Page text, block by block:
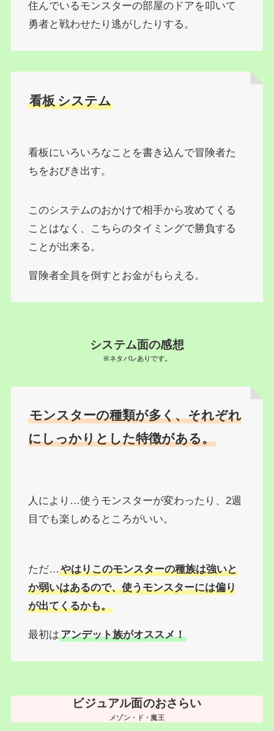
住んでいるモンスターの部屋のドアを叩いて
勇者と戦わせたり逃がしたりする。
看板システム
看板にいろいろなことを書き込んで冒険者た
ちをおびき出す。
このシステムのおかけで相手から攻めてくる
ことはなく、こちらのタイミングで勝負する
ことが出来る。
冒険者全員を倒すとお金がもらえる。
システム面の感想
※ネタバレありです。
モンスターの種類が多く、それぞれ
にしっかりとした特徴がある。
人により…使うモンスターが変わったり、2週
目でも楽しめるところがいい。
ただ…やはりこのモンスターの種族は強いと
か弱いはあるので、使うモンスターには偏り
が出てくるかも。
最初はアンデット族がオススメ！
ビジュアル面のおさらい
メゾン・ド・魔王